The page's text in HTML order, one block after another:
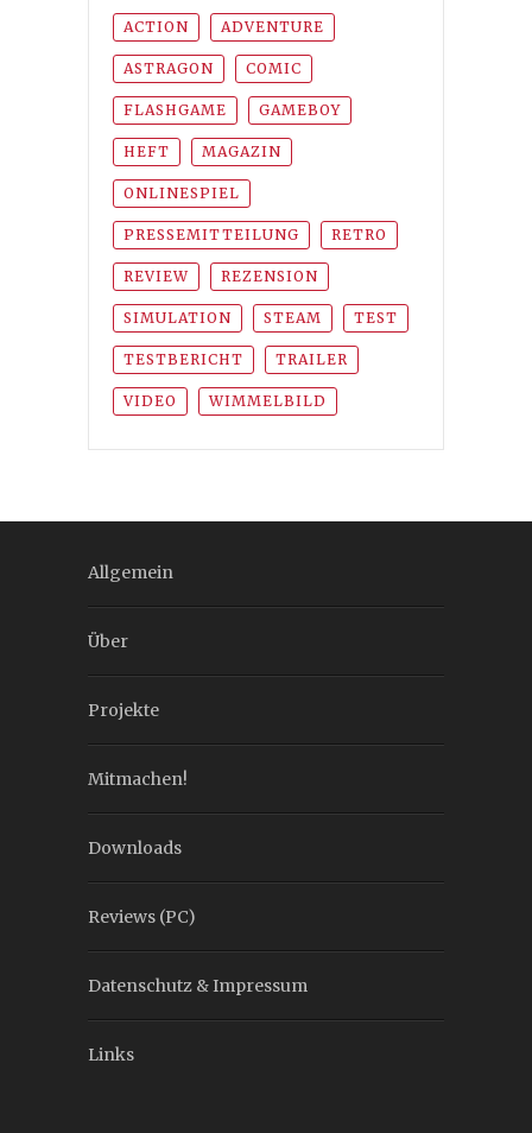
ACTION ADVENTURE
ASTRAGON COMIC
FLASHGAME GAMEBOY
HEFT MAGAZIN
ONLINESPIEL
PRESSEMITTEILUNG RETRO
REVIEW REZENSION
SIMULATION STEAM TEST
TESTBERICHT TRAILER
VIDEO WIMMELBILD
Allgemein
Über
Projekte
Mitmachen!
Downloads
Reviews (PC)
Datenschutz & Impressum
Links